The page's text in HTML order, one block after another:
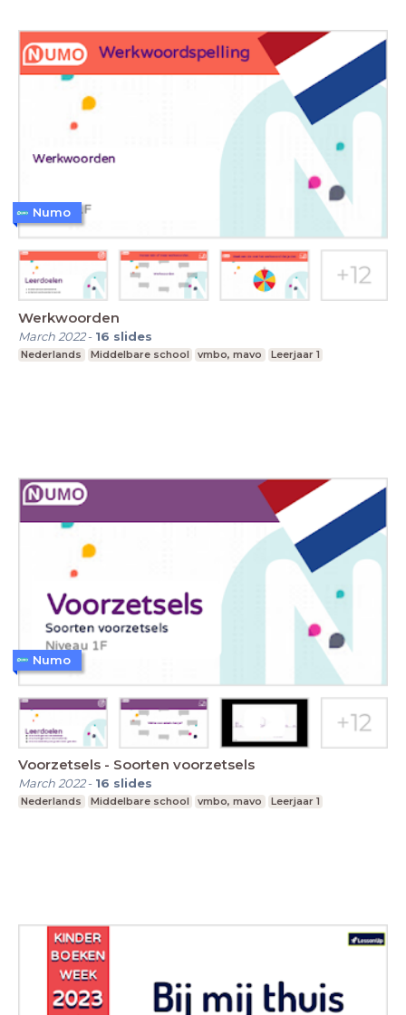
Werkwoorden
March 2022- 16 slides
Nederlands Middelbare school vmbo, mavo Leerjaar 1
Numo
Voorzetsels - Soorten voorzetsels
March 2022- 16 slides
Nederlands Middelbare school vmbo, mavo Leerjaar 1
Numo